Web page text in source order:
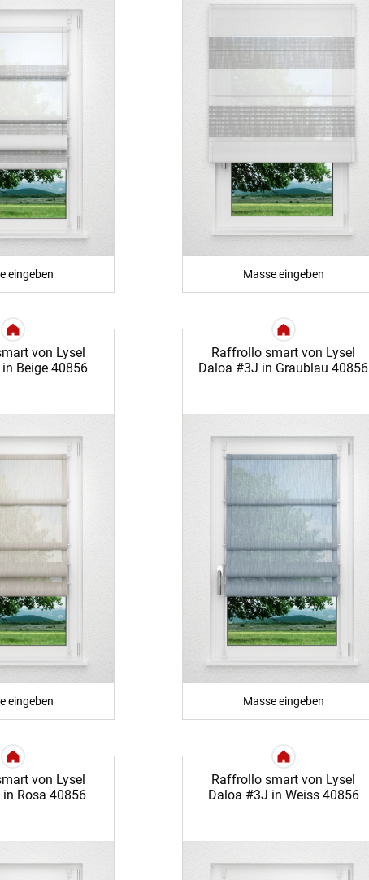
eingeben Masse eingeben
von Lysel
Beige 40856
eingeben
Raffrollo smart von Lysel
Daloa #3J in Graublau 40856
Masse eingeben
von Lysel
Rosa 40856
Raffrollo smart von Lysel
Daloa #3J in Weiss 40856